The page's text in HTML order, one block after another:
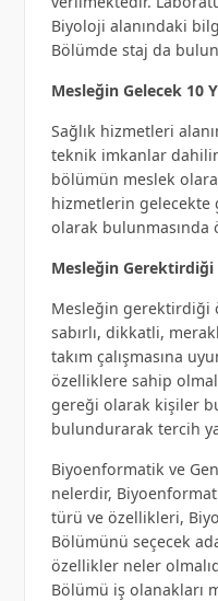
Biyoloji alanındaki
Bölümde staj da
Mesleğin Gelecek 10
Sağlık hizmetleri
teknik imkanlar
bölümün meslek
hizmetlerin gelecekte
olarak bulunmasında
Mesleğin Gerektirdiği
Mesleğin gerektirdiği
sabırlı, dikkatli,
takım çalışmasına
özelliklere sahip
gereği olarak kişiler
bulundurarak tercih
Biyoenformatik ve
nelerdir,
türü ve özellikleri,
Bölümünü seçecek
özellikler neler
Bölümü iş olanakları